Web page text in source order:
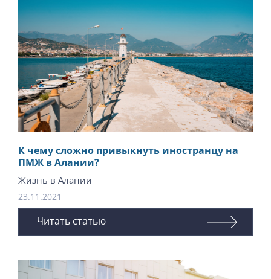
К чему сложно привыкнуть иностранцу на
ПМЖ в Алании?
Жизнь в Алании
23.11.2021
Читать статью